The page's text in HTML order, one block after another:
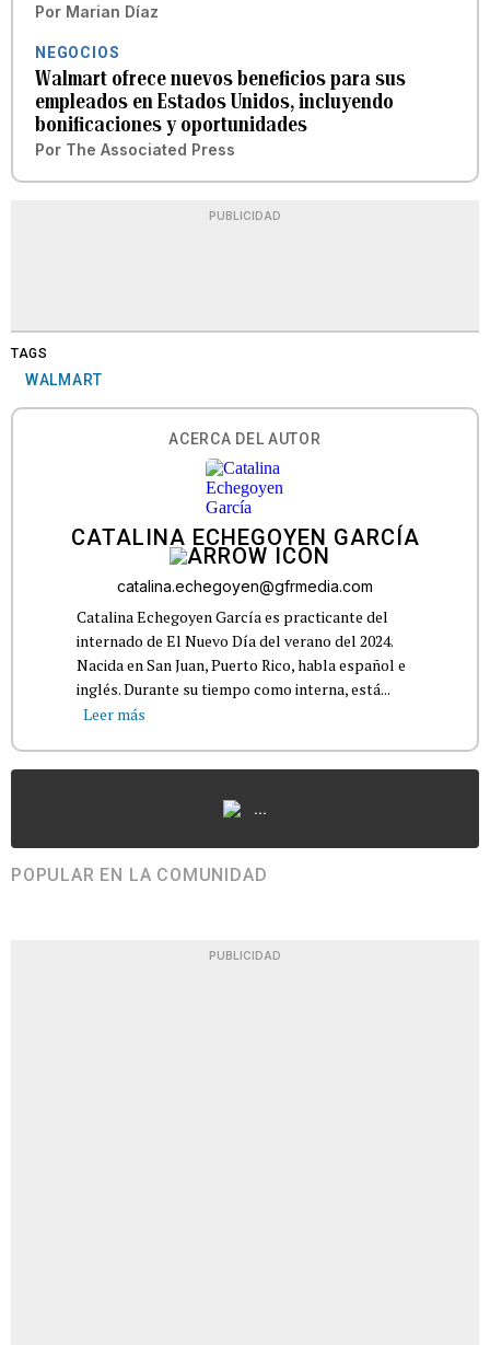
Por Marian Díaz
NEGOCIOS
Walmart ofrece nuevos beneficios para sus
empleados en Estados Unidos, incluyendo
bonificaciones y oportunidades
Por The Associated Press
PUBLICIDAD
TAGS
WALMART
ACERCA DEL AUTOR
CATALINA ECHEGOYEN GARCÍA
catalina.echegoyen@gfrmedia.com
Catalina Echegoyen García es practicante del
internado de El Nuevo Día del verano del 2024.
Nacida en San Juan, Puerto Rico, habla español e
inglés. Durante su tiempo como interna, está...
Leer más
...
POPULAR EN LA COMUNIDAD
PUBLICIDAD